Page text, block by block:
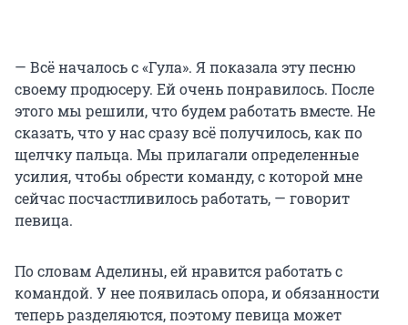
— Всё началось с «Гула». Я показала эту песню
своему продюсеру. Ей очень понравилось. После
этого мы решили, что будем работать вместе. Не
сказать, что у нас сразу всё получилось, как по
щелчку пальца. Мы прилагали определенные
усилия, чтобы обрести команду, с которой мне
сейчас посчастливилось работать, — говорит
певица.
По словам Аделины, ей нравится работать с
командой. У нее появилась опора, и обязанности
теперь разделяются, поэтому певица может